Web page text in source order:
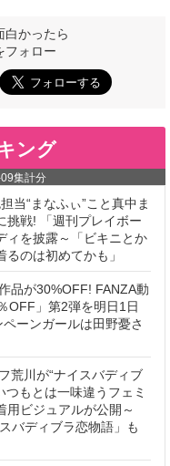
白かったら
フォロー
ング
集計分
当“まなふぃ”こと真中ま
挑戦! 「週刊プレイボー
ィを披露～「ビキニとか
のは初めてかも」
品が30%OFF! FANZA動
OFF」第2弾を明日1日
ーンガールは田野憂さ
荒川が“ナイスバディブ
つもとは一味違うフェミ
用ビジュアルが公開～
バディブラ恋物語」も